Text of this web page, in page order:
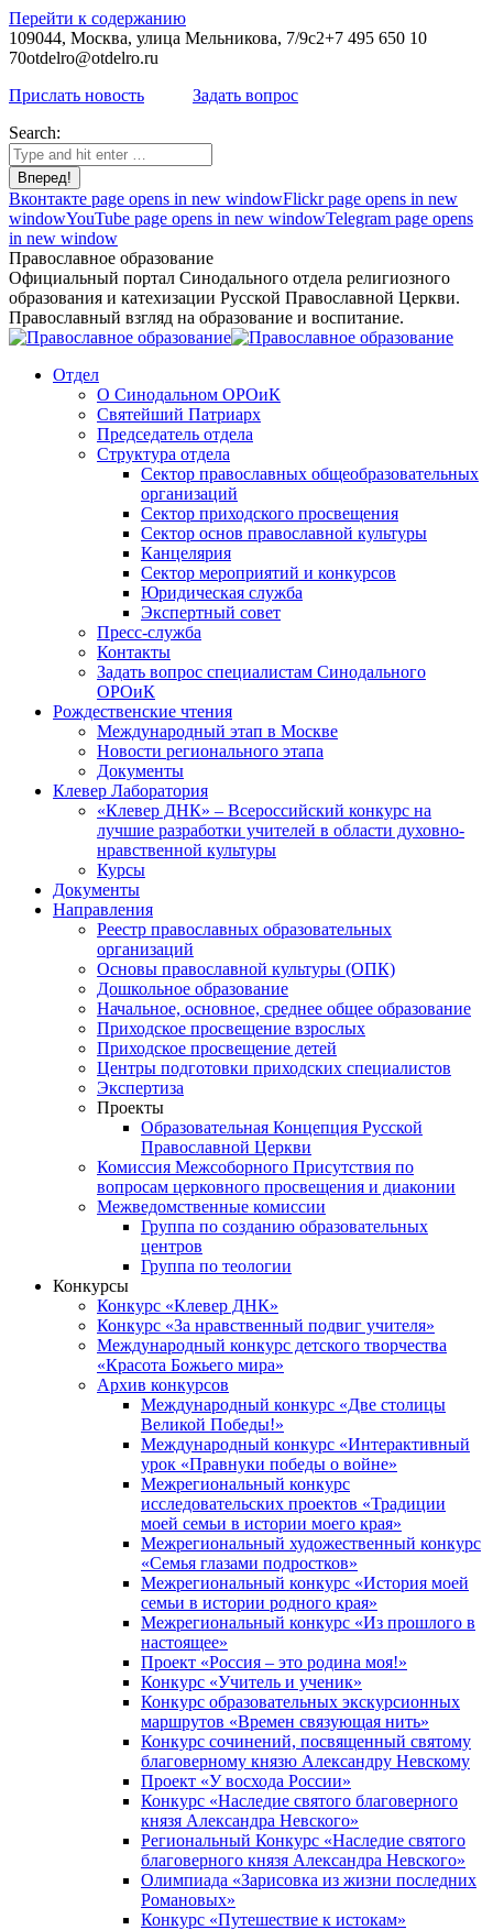
Перейти к содержанию
109044, Москва, улица Мельникова, 7/9с2+7 495 650 10
70otdelro@otdelro.ru
Прислать новость
Задать вопрос
Search:
Вконтакте page opens in new windowFlickr page opens in new
windowYouTube page opens in new windowTelegram page opens
in new window
Православное образование
Официальный портал Синодального отдела религиозного
образования и катехизации Русской Православной Церкви.
Православный взгляд на образование и воспитание.
Отдел
О Синодальном ОРОиК
Святейший Патриарх
Председатель отдела
Структура отдела
Сектор православных общеобразовательных
организаций
Сектор приходского просвещения
Сектор основ православной культуры
Канцелярия
Сектор мероприятий и конкурсов
Юридическая служба
Экспертный совет
Пресс-служба
Контакты
Задать вопрос специалистам Синодального
ОРОиК
Рождественские чтения
Международный этап в Москве
Новости регионального этапа
Документы
Клевер Лаборатория
«Клевер ДНК» – Всероссийский конкурс на
лучшие разработки учителей в области духовно-
нравственной культуры
Курсы
Документы
Направления
Реестр православных образовательных
организаций
Основы православной культуры (ОПК)
Дошкольное образование
Начальное, основное, среднее общее образование
Приходское просвещение взрослых
Приходское просвещение детей
Центры подготовки приходских специалистов
Экспертиза
Проекты
Образовательная Концепция Русской
Православной Церкви
Комиссия Межсоборного Присутствия по
вопросам церковного просвещения и диаконии
Межведомственные комиссии
Группа по созданию образовательных
центров
Группа по теологии
Конкурсы
Конкурс «Клевер ДНК»
Конкурс «За нравственный подвиг учителя»
Международный конкурс детского творчества
«Красота Божьего мира»
Архив конкурсов
Международный конкурс «Две столицы
Великой Победы!»
Международный конкурс «Интерактивный
урок «Правнуки победы о войне»
Межрегиональный конкурс
исследовательских проектов «Традиции
моей семьи в истории моего края»
Межрегиональный художественный конкурс
«Семья глазами подростков»
Межрегиональный конкурс «История моей
семьи в истории родного края»
Межрегиональный конкурс «Из прошлого в
настоящее»
Проект «Россия – это родина моя!»
Конкурс «Учитель и ученик»
Конкурс образовательных экскурсионных
маршрутов «Времен связующая нить»
Конкурс сочинений, посвященный святому
благоверному князю Александру Невскому
Проект «У восхода России»
Конкурс «Наследие святого благоверного
князя Александра Невского»
Региональный Конкурс «Наследие святого
благоверного князя Александра Невского»
Олимпиада «Зарисовка из жизни последних
Романовых»
Конкурс «Путешествие к истокам»